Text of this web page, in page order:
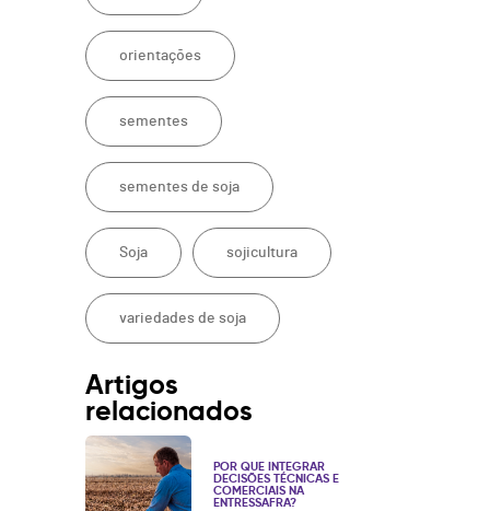
orientações
sementes
sementes de soja
Soja sojicultura
variedades de soja
Artigos
relacionados
POR QUE INTEGRAR
DECISÕES TÉCNICAS E
COMERCIAIS NA
ENTRESSAFRA?